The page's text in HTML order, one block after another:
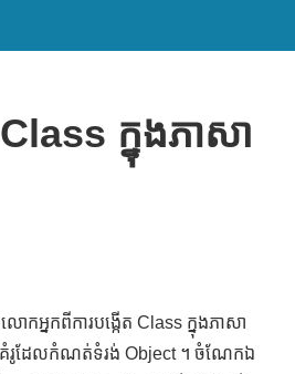
ក្នុងភាសា
លោកអ្នកពីការបង្កើត Class ក្នុងភាសា
គំរូដែលកំណត់ទំរង់ Object ។ ចំណែកឯ